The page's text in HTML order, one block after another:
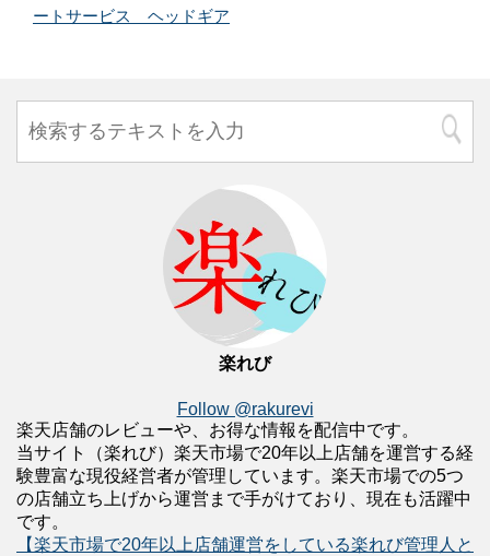
ートサービス ヘッドギア
楽れび
Follow @rakurevi
楽天店舗のレビューや、お得な情報を配信中です。
当サイト（楽れび）楽天市場で20年以上店舗を運営する経
験豊富な現役経営者が管理しています。楽天市場での5つ
の店舗立ち上げから運営まで手がけており、現在も活躍中
です。
【楽天市場で20年以上店舗運営をしている楽れび管理人と